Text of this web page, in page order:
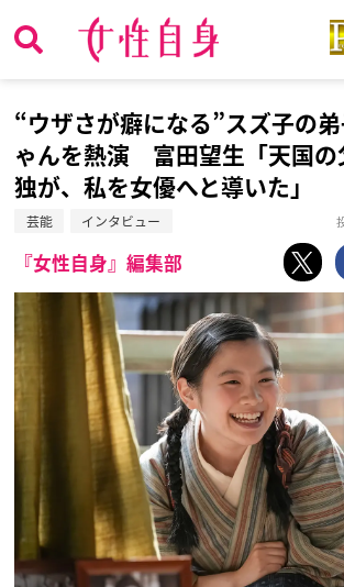
“ウザさが癖になる”スズ子の
ゃんを熱演 富田望生「天国の
独が、私を女優へと導いた」
芸能 インタビュー
『女性自身』編集部